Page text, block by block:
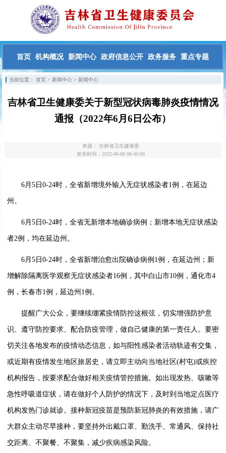
首页 机构概况 新闻中心 政府信息公开 政务服务 重点专题
当前位置： 首页 > 新闻中心 > 新闻中心
吉林省卫生健康委关于新型冠状病毒肺炎疫情情况
通报（2022年6月6日公布）
来源：吉林省卫生健康委
发布时间：2022-06-06 08:49:00
6月5日0-24时，全省新增境外输入无症状感染者1例，在延边
州。
6月5日0-24时，全省无新增本地确诊病例；新增本地无症状感染
者2例，均在延边州。
6月5日0-24时，全省新增治愈出院确诊病例1例，在延边州；新
增解除隔离医学观察无症状感染者16例，其中白山市10例，通化市4
例，长春市1例，延边州1例。
提醒广大公众，要继续绷紧疫情防控这根弦，切实增强防护意
识、遵守防控要求、配合防疫管理，做自己健康的第一责任人。要密
切关注各地发布的疫情动态信息，如与阳性感染者活动轨迹有交集，
或近期有疫情发生地区旅居史，请立即主动向当地社区(村屯)或疾控
机构报告，按要求配合做好相关疫情管控措施。如出现发热、咳嗽等
急性呼吸道症状，请在做好个人防护的情况下，及时到当地定点医疗
机构发热门诊就诊。接种新冠疫苗是预防新冠肺炎的有效措施，请广
大群众主动尽早接种，要坚持外出戴口罩、勤洗手、常通风、保持社
交距离、不聚餐、不聚集，减少疾病感染风险。